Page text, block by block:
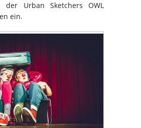
der Urban Sketchers OWL
ein.